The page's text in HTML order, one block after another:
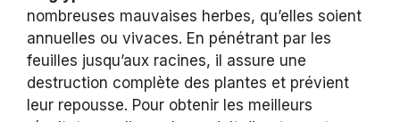
nombreuses mauvaises herbes, qu’elles soient
annuelles ou vivaces. En pénétrant par les
feuilles jusqu’aux racines, il assure une
destruction complète des plantes et prévient
leur repousse. Pour obtenir les meilleurs